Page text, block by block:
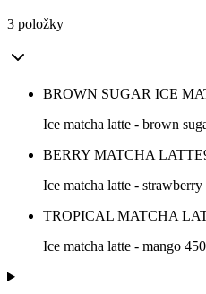
3 položky
BROWN SUGAR ICE
Ice matcha latte - brown
BERRY MATCHA LATTE
Ice matcha latte -
TROPICAL MATCHA
Ice matcha latte - mango